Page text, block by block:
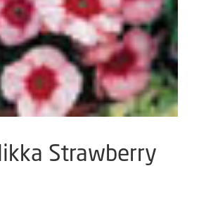
Strawberry